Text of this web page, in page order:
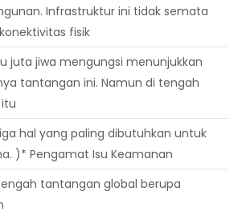
Infrastruktur ini tidak semata
fisik
juta jiwa mengungsi menunjukkan
tantangan ini. Namun di tengah
hal yang paling dibutuhkan untuk
)* Pengamat Isu Keamanan
tantangan global berupa